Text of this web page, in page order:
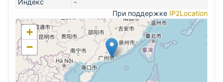
Индекс
-
При поддержке IP2Location
+
−